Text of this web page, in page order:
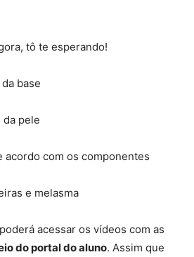
tô te esperando!
base
pele
acordo com os componentes
e melasma
acessar os vídeos com as
do portal do aluno. Assim que